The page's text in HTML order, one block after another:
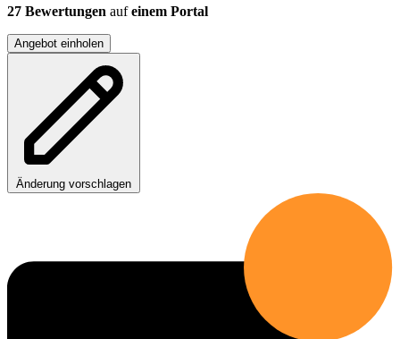
27 Bewertungen aufeinem Portal
Angebot einholen
Änderung vorschlagen